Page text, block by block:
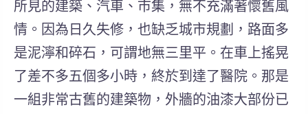
所見的建築、汽車、市集，無不充滿著懷舊風
情。因為日久失修，也缺乏城市規劃，路面多
是泥濘和碎石，可謂地無三里平。在車上搖晃
了差不多五個多小時，終於到達了醫院。那是
一組非常古舊的建築物，外牆的油漆大部份已